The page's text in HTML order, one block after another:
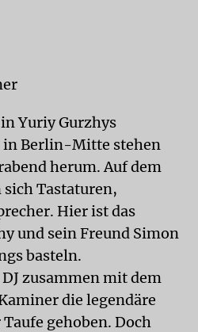
Yuriy Gurzhys
in Berlin-Mitte stehen
herum. Auf dem
Tastaturen,
Hier ist das
und sein Freund Simon
basteln.
zusammen mit dem
die legendäre
gehoben. Doch